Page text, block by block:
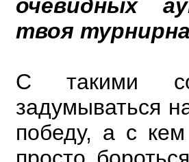
очевидных
твоя
С такими
задумываться
победу, а с